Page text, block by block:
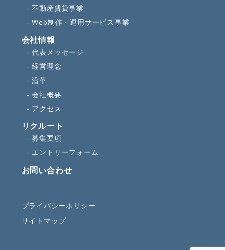
不動産賃貸事業
Web制作・運用サービス事業
会社情報
代表メッセージ
経営理念
沿革
会社概要
アクセス
リクルート
募集要項
エントリーフォーム
お問い合わせ
プライバシーポリシー
サイトマップ